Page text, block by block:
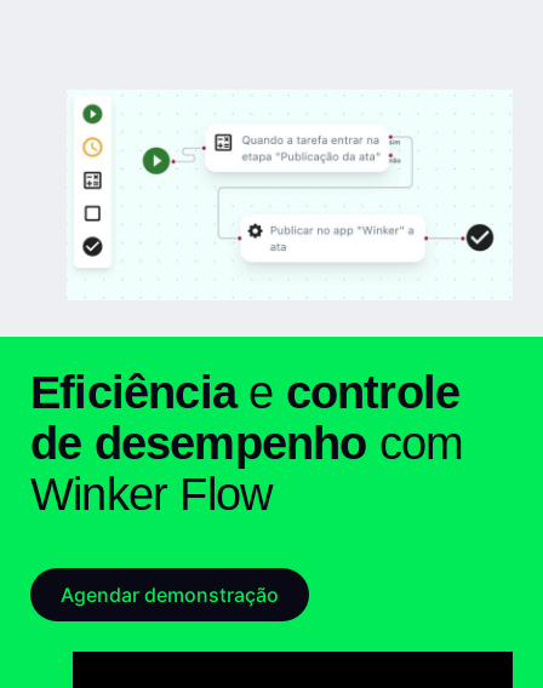
Eficiênciae controle
de desempenho com
Winker Flow
Agendar demonstração